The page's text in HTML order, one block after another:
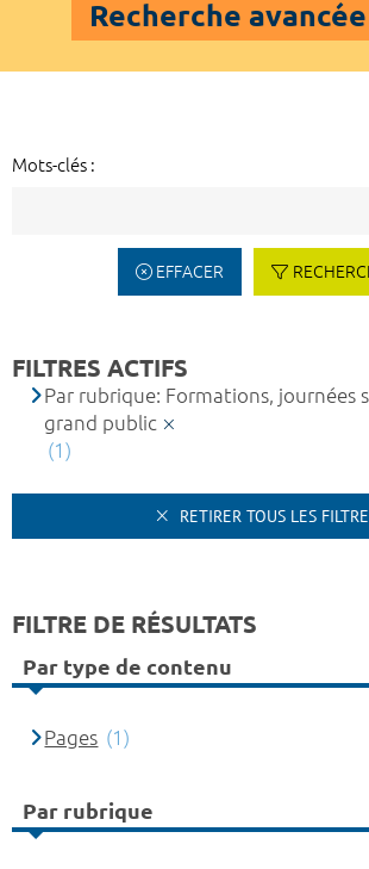
Recherche avancée
Mots-clés :
EFFACER
FILTRES ACTIFS
Par rubrique: Formations, journées
grand public
(1)
RETIRER TOUS LES
FILTRE DE RÉSULTATS
Par type de contenu
Pages (1)
Par rubrique